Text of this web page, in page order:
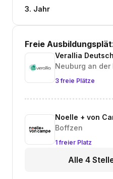
3. Jahr
Freie
Verallia
Neuburg an der
3 freie Plätze
Noelle + von
Boffzen
1 freier Platz
Alle 4